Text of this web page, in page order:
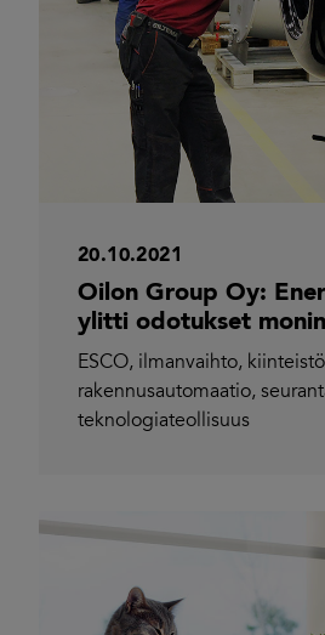
20.10.2021
Oilon Group Oy:
ylitti odotukset
ESCO, ilmanvaihto,
rakennusautomaatio,
teknologiateollisuus